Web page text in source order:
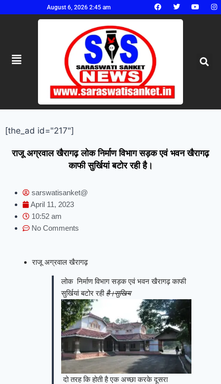
August 6, 2026 2:45 am
[the_ad id="217"]
राजू अग्रवाल खैरागढ़ लोक निर्माण विभाग सड़क एवं भवन खैरागढ़
काफी सुर्खियां बटोर रही है।
sarswatisanket@
April 11, 2023
10:52 am
No Comments
राजू अग्रवाल खैरागढ़
लोक निर्माण विभाग सड़क एवं भवन खैरागढ़ काफी
सुर्खियां बटोर रहीहै।सुखिय
दो तरह कि होती है एक अच्छा करके दूसरा